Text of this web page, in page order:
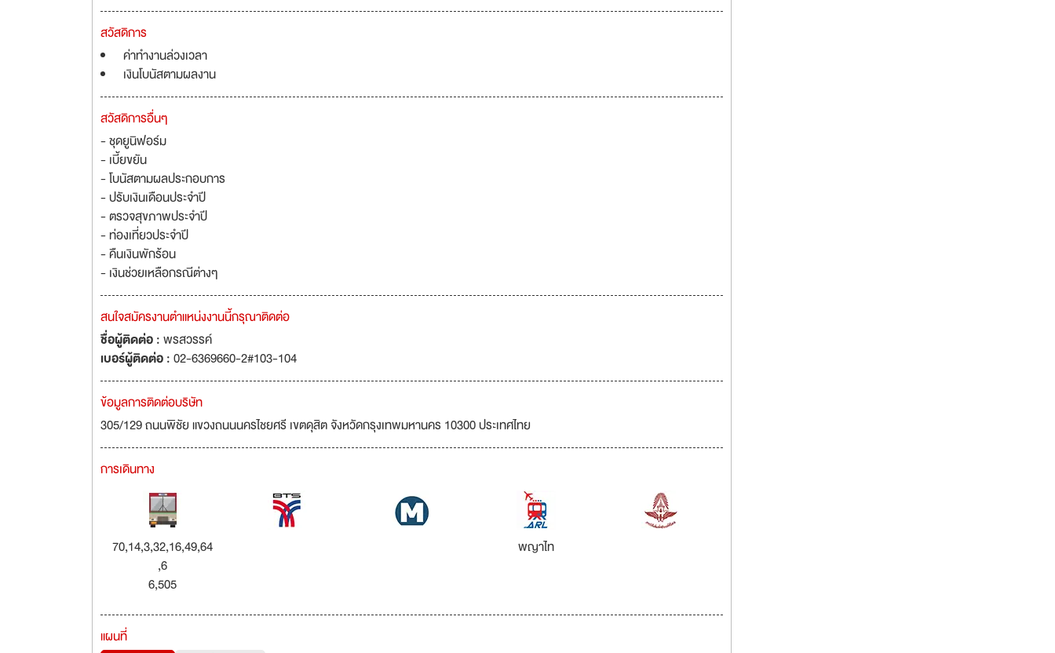
สวัสดิการ
ค่าทำงานล่วงเวลา
เงินโบนัสตามผลงาน
สวัสดิการอื่นๆ
- ชุดยูนิฟอร์ม
- เบี้ยขยัน
- โบนัสตามผลประกอบการ
- ปรับเงินเดือนประจำปี
- ตรวจสุขภาพประจำปี
- ท่องเที่ยวประจำปี
- คืนเงินพักร้อน
- เงินช่วยเหลือกรณีต่างๆ
สนใจสมัครงานตำแหน่งงานนี้กรุณาติดต่อ
ชื่อผู้ติดต่อ :พรสวรรค์
เบอร์ผู้ติดต่อ :02-6369660-2#103-104
ข้อมูลการติดต่อบริษัท
305/129 ถนนพิชัย แขวงถนนนครไชยศรี เขตดุสิต จังหวัดกรุงเทพมหานคร 10300 ประเทศไทย
การเดินทาง
70,14,3,32,16,49,64
,6
6,505
พญาไท
แผนที่